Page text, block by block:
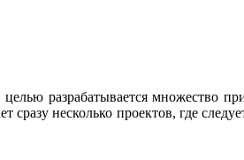
разрабатывается множество
сразу несколько проектов, где